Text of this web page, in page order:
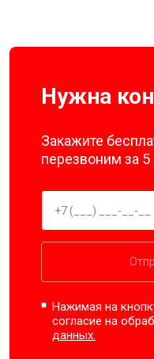
Нужна
Закажите
перезвоним за 5
Нажимая на
согласие на
данных.